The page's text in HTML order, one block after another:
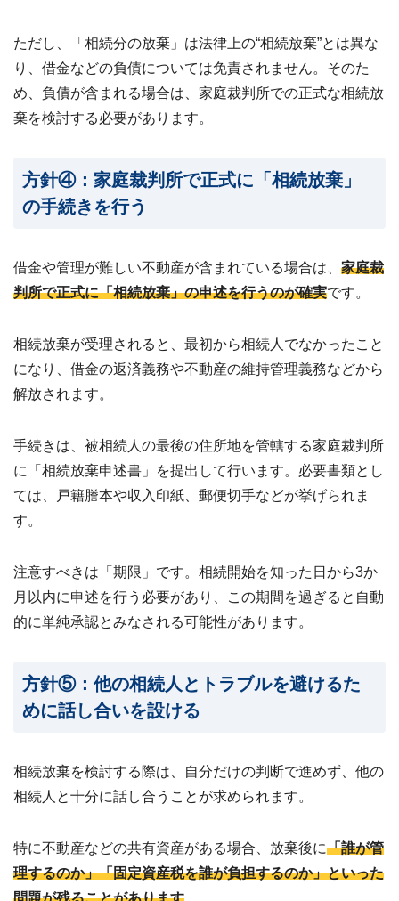
ただし、「相続分の放棄」は法律上の“相続放棄”とは異な
り、借金などの負債については免責されません。そのた
め、負債が含まれる場合は、家庭裁判所での正式な相続放
棄を検討する必要があります。
方針④：家庭裁判所で正式に「相続放棄」
の手続きを行う
借金や管理が難しい不動産が含まれている場合は、 家庭裁
判所で正式に「相続放棄」の申述を行うのが確実です。
相続放棄が受理されると、最初から相続人でなかったこと
になり、借金の返済義務や不動産の維持管理義務などから
解放されます。
手続きは、被相続人の最後の住所地を管轄する家庭裁判所
に「相続放棄申述書」を提出して行います。必要書類とし
ては、戸籍謄本や収入印紙、郵便切手などが挙げられま
す。
注意すべきは「期限」です。相続開始を知った日から3か
月以内に申述を行う必要があり、この期間を過ぎると自動
的に単純承認とみなされる可能性があります。
方針⑤：他の相続人とトラブルを避けるた
めに話し合いを設ける
相続放棄を検討する際は、自分だけの判断で進めず、他の
相続人と十分に話し合うことが求められます。
特に不動産などの共有資産がある場合、放棄後に「誰が管
理するのか」「固定資産税を誰が負担するのか」といった
問題が残ることがあります。